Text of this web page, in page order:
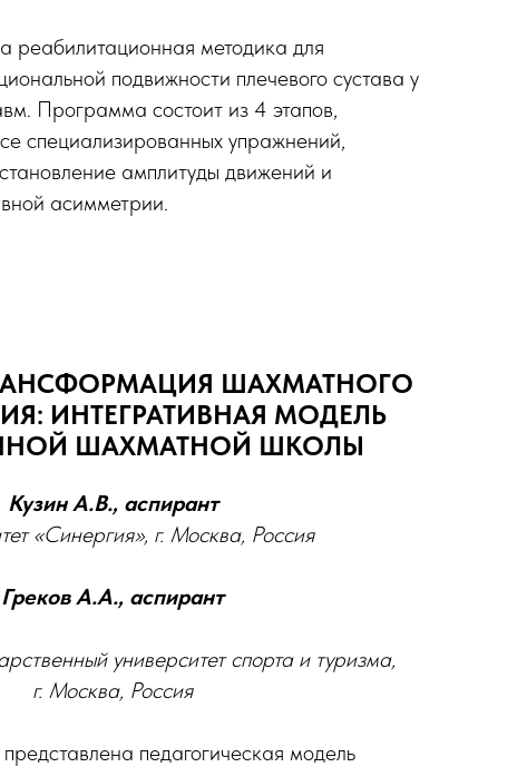
реабилитационная методика для
подвижности плечевого сустава у
Программа состоит из 4 этапов,
специализированных упражнений,
амплитуды движений и
асимметрии.
ШАХМАТНОГО
ИНТЕГРАТИВНАЯ МОДЕЛЬ
ШАХМАТНОЙ ШКОЛЫ
Кузин А.В., аспирант
«Синергия», г. Москва, Россия
Греков А.А., аспирант
университет спорта и туризма,
г. Москва, Россия
представлена педагогическая модель